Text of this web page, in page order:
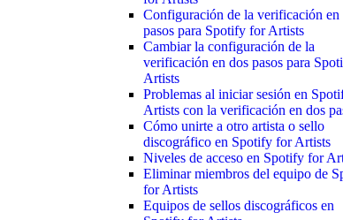
Configuración de la verificación en
pasos para Spotify for Artists
Cambiar la configuración de la
verificación en dos pasos para
Artists
Problemas al iniciar sesión en
Artists con la verificación en dos
Cómo unirte a otro artista o sello
discográfico en Spotify for Artists
Niveles de acceso en Spotify for
Eliminar miembros del equipo de
for Artists
Equipos de sellos discográficos en